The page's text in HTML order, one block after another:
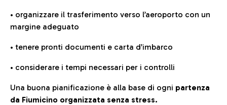
• organizzare il trasferimento verso l’aeroporto con un
margine adeguato
• tenere pronti documenti e carta d’imbarco
• considerare i tempi necessari per i controlli
Una buona pianificazione è alla base di ogni partenza
da Fiumicino organizzata senza stress.